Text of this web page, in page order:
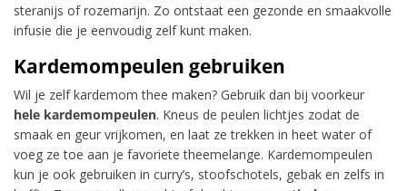
steranijs of rozemarijn. Zo ontstaat een gezonde en smaakvolle
infusie die je eenvoudig zelf kunt maken.
Kardemompeulen gebruiken
Wil je zelf kardemom thee maken? Gebruik dan bij voorkeur
hele kardemompeulen. Kneus de peulen lichtjes zodat de
smaak en geur vrijkomen, en laat ze trekken in heet water of
voeg ze toe aan je favoriete theemelange. Kardemompeulen
kun je ook gebruiken in curry’s, stoofschotels, gebak en zelfs in